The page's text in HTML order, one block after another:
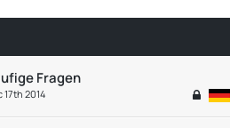
Fragen
17th 2014